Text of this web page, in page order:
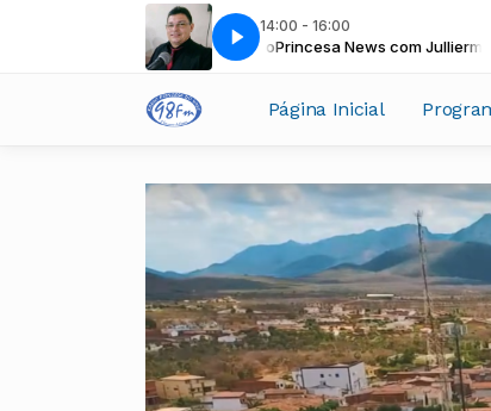
14:00 - 16:00
Princesa News com Jullierme KilvioPrincesa News com Jullierme
Página Inicial